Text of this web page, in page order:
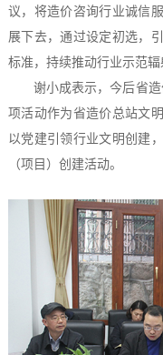
议，将造价咨询行业诚信
展下去，通过设定初选，
标准，持续推动行业示范辐
谢小成表示，今后省
项活动作为省造价总站文
以党建引领行业文明创建
（项目）创建活动。